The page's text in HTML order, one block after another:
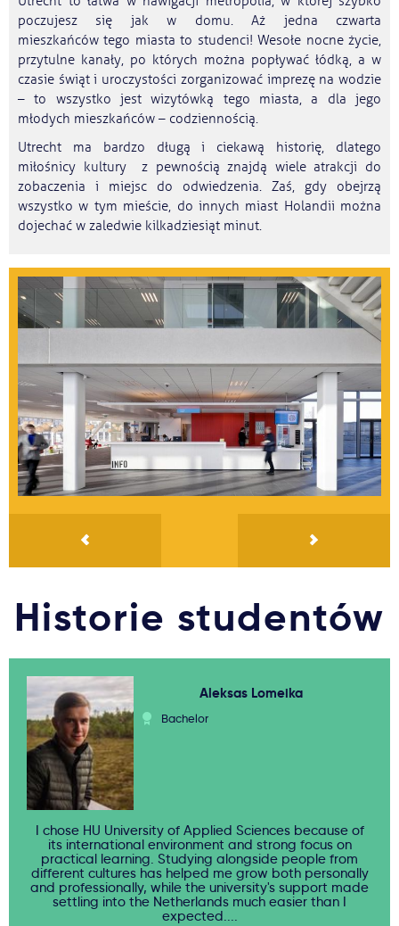
poczujesz się jak w domu. Aż jedna czwarta
mieszkańców tego miasta to studenci! Wesołe nocne życie,
przytulne kanały, po których można popływać łódką, a w
czasie świąt i uroczystości zorganizować imprezę na wodzie
– to wszystko jest wizytówką tego miasta, a dla jego
młodych mieszkańców – codziennością.
Utrecht ma bardzo długą i ciekawą historię, dlatego
miłośnicy kultury z pewnością znajdą wiele atrakcji do
zobaczenia i miejsc do odwiedzenia. Zaś, gdy obejrzą
wszystko w tym mieście, do innych miast Holandii można
dojechać w zaledwie kilkadziesiąt minut.
Historie studentów
Aleksas Lomeika
Bachelor
I chose HU University of Applied Sciences because of
its international environment and strong focus on
practical learning. Studying alongside people from
different cultures has helped me grow both personally
and professionally, while the university's support made
settling into the Netherlands much easier than I
expected....